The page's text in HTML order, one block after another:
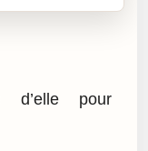
pour